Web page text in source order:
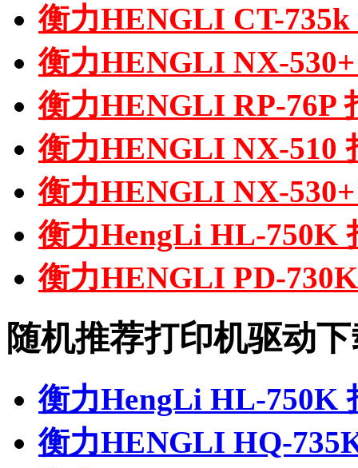
衡力HENGLI CT-
衡力HENGLI NX-
衡力HENGLI RP-76P
衡力HENGLI NX-510
衡力HENGLI NX-
衡力HengLi HL-750K
衡力HENGLI PD-
随机推荐打印机驱动
衡力HengLi HL-750K
衡力HENGLI HQ-